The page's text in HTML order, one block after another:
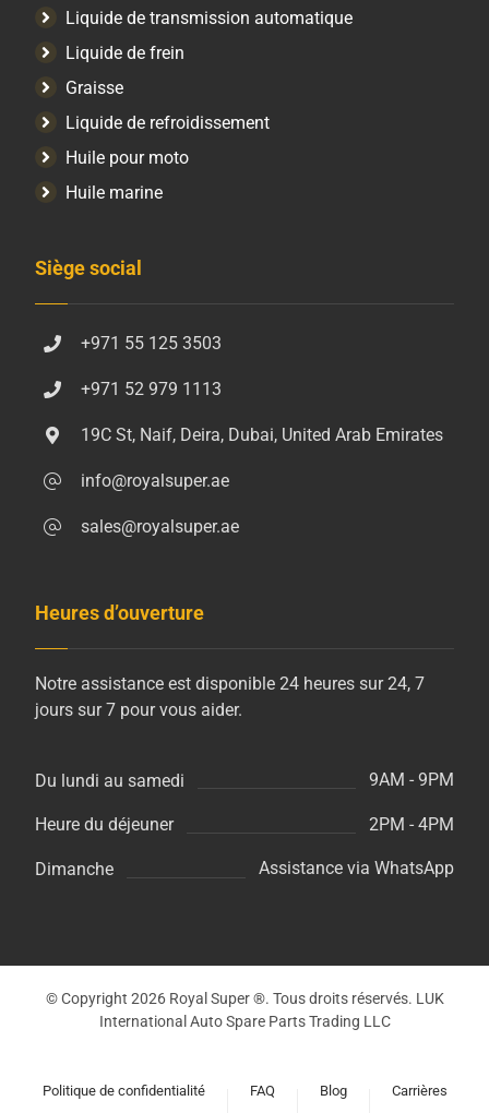
Liquide de transmission automatique
Liquide de frein
Graisse
Liquide de refroidissement
Huile pour moto
Huile marine
Siège social
+971 55 125 3503
+971 52 979 1113
19C St, Naif, Deira, Dubai, United Arab Emirates
info@royalsuper.ae
sales@royalsuper.ae
Heures d’ouverture
Notre assistance est disponible 24 heures sur 24, 7
jours sur 7 pour vous aider.
Du lundi au samedi 9AM - 9PM
Heure du déjeuner 2PM - 4PM
Dimanche Assistance via WhatsApp
© Copyright 2026 Royal Super ®. Tous droits réservés. LUK
International Auto Spare Parts Trading LLC
Politique de confidentialité FAQ Blog Carrières